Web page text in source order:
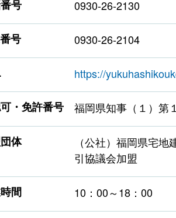
号 0930-26-2130
号 0930-26-2104
https://
・免許番号 福岡県知事（１）第
体
（公社）福岡県宅
引協議会加盟
間 10：00～18：00